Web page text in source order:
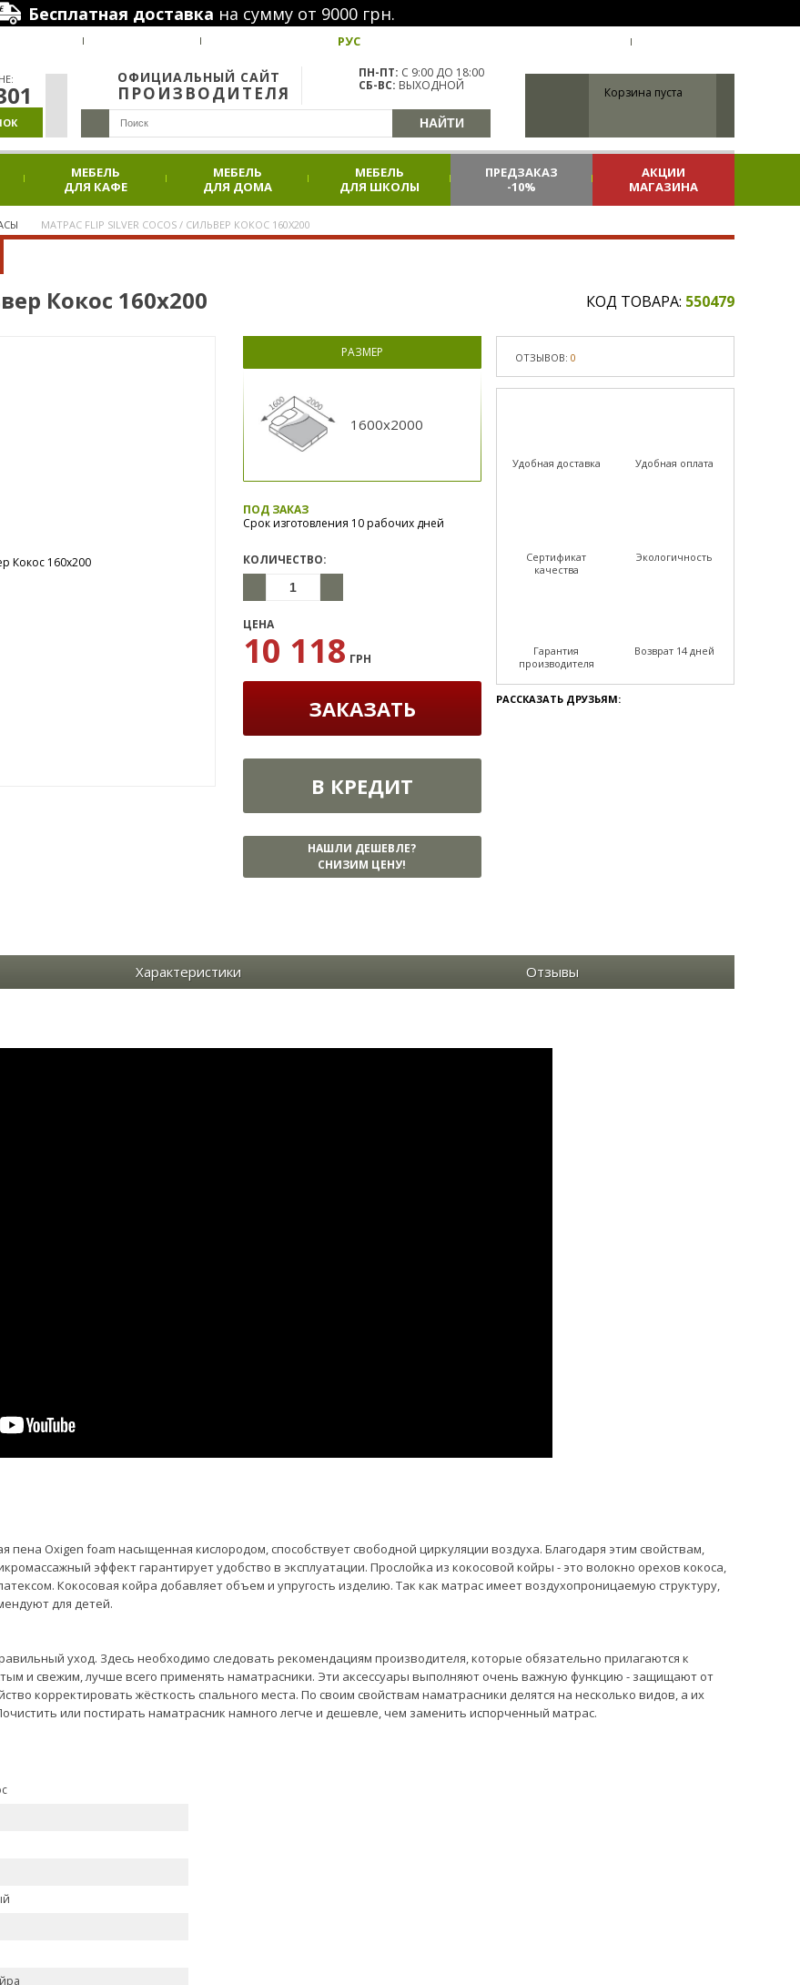
Бесплатная доставка на сумму от 9000 грн.
РУС
ОФИЦИАЛЬНЫЙ САЙТ
ПРОИЗВОДИТЕЛЯ
ПН-ПТ: С 9:00 ДО 18:00
СБ-ВС: ВЫХОДНОЙ Корзина пуста
МЕБЕЛЬ
ДЛЯ КАФЕ
МЕБЕЛЬ
ДЛЯ ДОМА
МЕБЕЛЬ
ДЛЯ ШКОЛЫ
ПРЕДЗАКАЗ
-10%
АКЦИИ
МАГАЗИНА
МАТРАС FLIP SILVER COCOS / СИЛЬВЕР КОКОС 160Х200
Кокос 160х200
КОД ТОВАРА: 550479
РАЗМЕР
1600x2000
ПОД ЗАКАЗ
Срок изготовления 10 рабочих дней
КОЛИЧЕСТВО:
ЦЕНА
10 118 ГРН
ЗАКАЗАТЬ
В КРЕДИТ
НАШЛИ ДЕШЕВЛЕ?
СНИЗИМ ЦЕНУ!
ОТЗЫВОВ:0
Удобная доставка Удобная оплата
Сертификат
качества
Экологичность
Гарантия
производителя
Возврат 14 дней
РАССКАЗАТЬ ДРУЗЬЯМ:
Характеристики Отзывы
пена Oxigen foam насыщенная кислородом, способствует свободной циркуляции воздуха. Благодаря этим свойствам,
эффект гарантирует удобство в эксплуатации. Прослойка из кокосовой койры - это волокно орехов кокоса,
Кокосовая койра добавляет объем и упругость изделию. Так как матрас имеет воздухопроницаемую структуру,
для детей.
уход. Здесь необходимо следовать рекомендациям производителя, которые обязательно прилагаются к
и свежим, лучше всего применять наматрасники. Эти аксессуары выполняют очень важную функцию - защищают от
корректировать жёсткость спального места. По своим свойствам наматрасники делятся на несколько видов, а их
или постирать наматрасник намного легче и дешевле, чем заменить испорченный матрас.